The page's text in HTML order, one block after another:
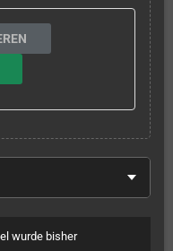
wurde bisher